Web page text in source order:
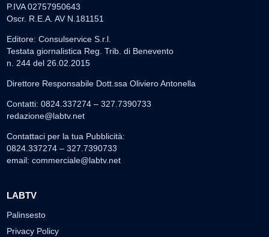
P.IVA 02757950643
Oscr. R.E.A. AV N.181151
Editore: Consulservice S.r.l.
Testata giornalistica Reg. Trib. di Benevento
n. 244 del 26.02.2015
Direttore Responsabile Dott.ssa Oliviero Antonella
Contatti: 0824.337274 – 327.7390733
redazione@labtv.net
Contattaci per la tua Pubblicità:
0824.337274 – 327.7390733
email: commerciale@labtv.net
LABTV
Palinsesto
Privacy Policy